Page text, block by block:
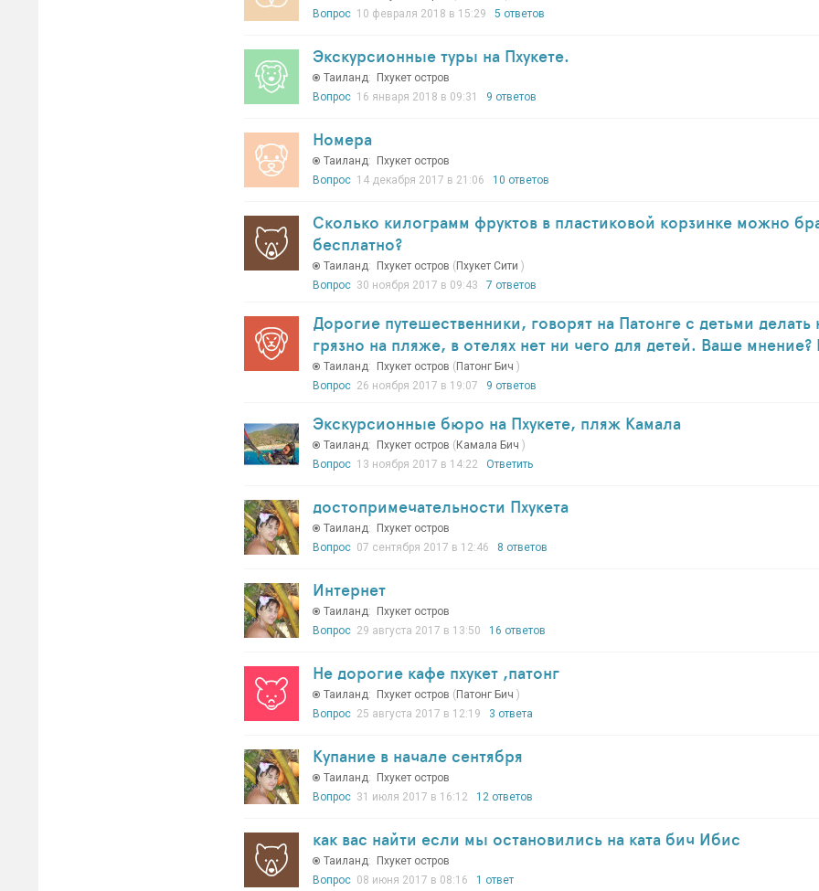
Вопрос 10 февраля 2018 в 15:29 5 ответов
Экскурсионные туры на Пхукете.
Таиланд: Пхукет остров
Вопрос 16 января 2018 в 09:31 9 ответов
Номера
Таиланд: Пхукет остров
Вопрос 14 декабря 2017 в 21:06 10 ответов
Сколько килограмм фруктов в пластиковой корзинке можно
бесплатно?
Таиланд: Пхукет остров (Пхукет Сити )
Вопрос 30 ноября 2017 в 09:43 7 ответов
Дорогие путешественники, говорят на Патонге с детьми делать
грязно на пляже, в отелях нет ни чего для детей. Ваше
Таиланд: Пхукет остров (Патонг Бич )
Вопрос 26 ноября 2017 в 19:07 9 ответов
Экскурсионные бюро на Пхукете, пляж Камала
Таиланд: Пхукет остров (Камала Бич )
Вопрос 13 ноября 2017 в 14:22 Ответить
достопримечательности Пхукета
Таиланд: Пхукет остров
Вопрос 07 сентября 2017 в 12:46 8 ответов
Интернет
Таиланд: Пхукет остров
Вопрос 29 августа 2017 в 13:50 16 ответов
Не дорогие кафе пхукет ,патонг
Таиланд: Пхукет остров (Патонг Бич )
Вопрос 25 августа 2017 в 12:19 3 ответа
Купание в начале сентября
Таиланд: Пхукет остров
Вопрос 31 июля 2017 в 16:12 12 ответов
как вас найти если мы остановились на ката бич Ибис
Таиланд: Пхукет остров
Вопрос 08 июня 2017 в 08:16 1 ответ